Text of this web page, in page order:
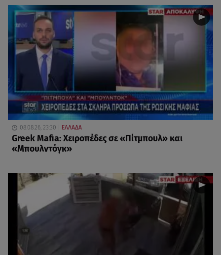
08.08.26, 23:30 ΕΛΛΑΔΑ
Greek Mafia: Χειροπέδες σε «Πίτμπουλ» και
«Μπουλντόγκ»